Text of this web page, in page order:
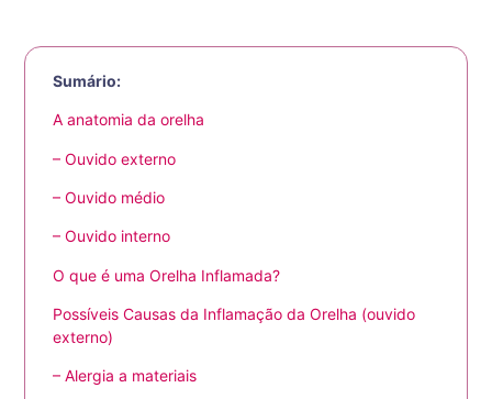
Sumário:
A anatomia da orelha
– Ouvido externo
– Ouvido médio
– Ouvido interno
O que é uma Orelha Inflamada?
Possíveis Causas da Inflamação da Orelha (ouvido
externo)
– Alergia a materiais